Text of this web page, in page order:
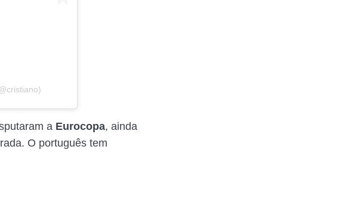
a Eurocopa, ainda
O português tem